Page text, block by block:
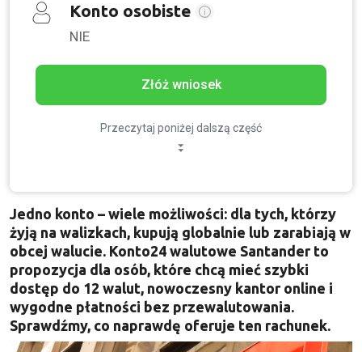
Konto osobiste
NIE
Złóż wniosek
Przeczytaj poniżej dalszą część
Jedno konto – wiele możliwości: dla tych, którzy
żyją na walizkach, kupują globalnie lub zarabiają w
obcej walucie. Konto24 walutowe Santander to
propozycja dla osób, które chcą mieć szybki
dostęp do 12 walut, nowoczesny kantor online i
wygodne płatności bez przewalutowania.
Sprawdźmy, co naprawdę oferuje ten rachunek.